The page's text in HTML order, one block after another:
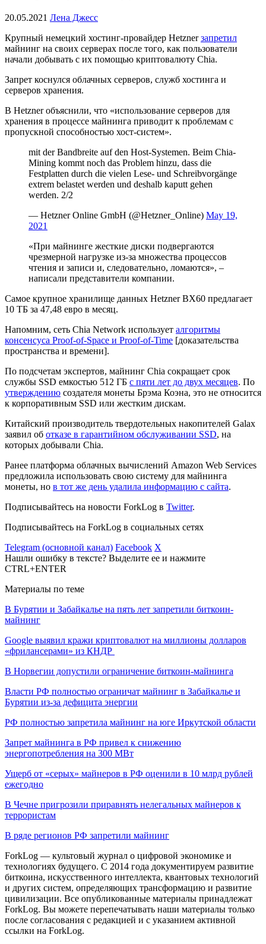
20.05.2021 Лена Джесс
Крупный немецкий хостинг-провайдер Hetznerзапретил
майнинг на своих серверах после того, как пользователи
начали добывать с их помощью криптовалюту Chia.
Запрет коснулся облачных серверов, служб хостинга и
серверов хранения.
В Hetzner объяснили, что «использование серверов для
хранения в процессе майнинга приводит к проблемам с
пропускной способностью хост-систем».
mit der Bandbreite auf den Host-Systemen. Beim Chia-
Mining kommt noch das Problem hinzu, dass die
Festplatten durch die vielen Lese- und Schreibvorgänge
extrem belastet werden und deshalb kaputt gehen
werden. 2/2
— Hetzner Online GmbH (@Hetzner_Online) May 19,
2021
«При майнинге жесткие диски подвергаются
чрезмерной нагрузке из-за множества процессов
чтения и записи и, следовательно, ломаются», –
написали представители компании.
Самое крупное хранилище данных Hetzner BX60 предлагает
10 ТБ за 47,48 евро в месяц.
Напомним, сеть Chia Network использует алгоритмы
консенсуса Proof-of-Space и Proof-of-Time [доказательства
пространства и времени].
По подсчетам экспертов, майнинг Chia сокращает срок
службы SSD емкостью 512 ГБ с пяти лет до двух месяцев. По
утверждению создателя монеты Брэма Коэна, это не относится
к корпоративным SSD или жестким дискам.
Китайский производитель твердотельных накопителей Galax
заявил об отказе в гарантийном обслуживании SSD, на
которых добывали Chia.
Ранее платформа облачных вычислений Amazon Web Services
предложила использовать свою систему для майнинга
монеты, но в тот же день удалила информацию с сайта.
Подписывайтесь на новости ForkLog в Twitter.
Подписывайтесь на ForkLog в социальных сетях
Telegram (основной канал) Facebook X
Нашли ошибку в тексте? Выделите ее и нажмите
CTRL+ENTER
Материалы по теме
В Бурятии и Забайкалье на пять лет запретили биткоин-
майнинг
Google выявил кражи криптовалют на миллионы долларов
«фрилансерами» из КНДР
В Норвегии допустили ограничение биткоин-майнинга
Власти РФ полностью ограничат майнинг в Забайкалье и
Бурятии из-за дефицита энергии
РФ полностью запретила майнинг на юге Иркутской области
Запрет майнинга в РФ привел к снижению
энергопотребления на 300 МВт
Ущерб от «серых» майнеров в РФ оценили в 10 млрд рублей
ежегодно
В Чечне пригрозили приравнять нелегальных майнеров к
террористам
В ряде регионов РФ запретили майнинг
ForkLog — культовый журнал о цифровой экономике и
технологиях будущего. С 2014 года документируем развитие
биткоина, искусственного интеллекта, квантовых технологий
и других систем, определяющих трансформацию и развитие
цивилизации. Все опубликованные материалы принадлежат
ForkLog. Вы можете перепечатывать наши материалы только
после согласования с редакцией и с указанием активной
ссылки на ForkLog.